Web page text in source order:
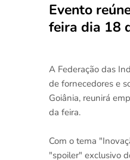
Evento
feira dia 18
A Federação das
de fornecedores e
Goiânia, reunirá
da feira.
Com o tema
"spoiler" exclusivo